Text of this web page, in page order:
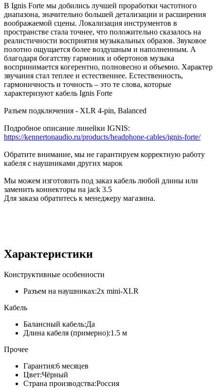
В Ignis Forte мы добились лучшей проработки частотного
диапазона, значительно большей детализации и расширения
воображаемой сцены. Локализация инструментов в
пространстве стала точнее, что положительно сказалось на
реалистичности восприятия музыкальных образов. Звуковое
полотно ощущается более воздушным и наполненным. А
благодаря богатству гармоник и обертонов музыка
воспринимается когерентно, полновесно и объемно. Характер
звучания стал теплее и естественнее. Естественность,
гармоничность и точность – это те слова, которые
характеризуют кабель Ignis Forte
Разъем подключения - XLR 4-pin, Balanced
Подробное описание линейки IGNIS:
https://kennertonaudio.ru/products/headphone-cables/ignis-forte/
Обратите внимание, мы не гарантируем корректную работу
кабеля с наушниками других марок
Мы можем изготовить под заказ кабель любой длины или
заменить коннекторы на jack 3.5
Для заказа обратитесь к менеджеру магазина.
Характеристики
Конструктивные особенности
Разъем на наушниках:2x mini-XLR
Кабель
Балансный кабель:Да
Длина кабеля (примерно):1.5 м
Прочее
Гарантия:6 месяцев
Цвет:Чёрный
Страна производства:Россия